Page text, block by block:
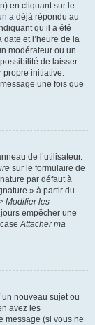
en cliquant sur le
a déjà répondu au
qu’il a été
et l’heure de la
modérateur ou un
de laisser
propre initiative.
une fois que
de l’utilisateur.
sur le formulaire de
par défaut à
» à partir du
Modifier les
empêcher une
caseAttacher ma
nouveau sujet ou
avez les
message (si vous ne